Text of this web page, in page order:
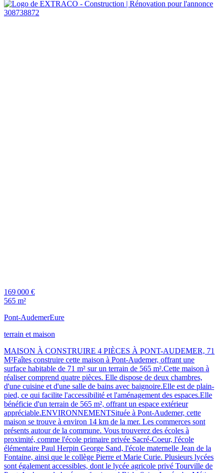
169 000 €
565 m²
Pont-AudemerEure
terrain et maison
MAISON À CONSTRUIRE 4 PIÈCES À PONT-AUDEMER, 71
M²Faîtes construire cette maison à Pont-Audemer, offrant une
surface habitable de 71 m² sur un terrain de 565 m².Cette maison à
réaliser comprend quatre pièces. Elle dispose de deux chambres,
d'une cuisine et d'une salle de bains avec baignoire.Elle est de plain-
pied, ce qui facilite l'accessibilité et l'aménagement des espaces.Elle
bénéficie d'un terrain de 565 m², offrant un espace extérieur
appréciable.ENVIRONNEMENTSituée à Pont-Audemer, cette
maison se trouve à environ 14 km de la mer. Les commerces sont
présents autour de la commune. Vous trouverez des écoles à
proximité, comme l'école primaire privée Sacré-Coeur, l'école
élémentaire Paul Herpin George Sand, l'école maternelle Jean de la
Fontaine, ainsi que le collège Pierre et Marie Curie. Plusieurs lycées
sont également accessibles, dont le lycée agricole privé Tourville de